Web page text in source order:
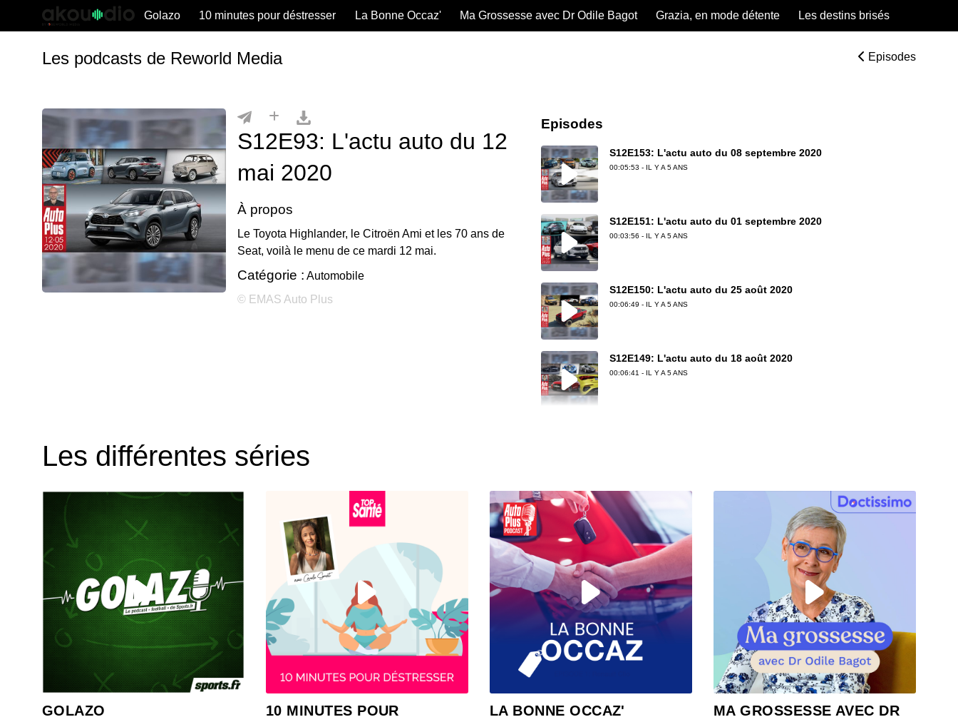
Golazo 10 minutes pour déstresser La Bonne Occaz' Ma Grossesse avec Dr Odile Bagot Grazia, en mode détente Les destins brisés
Les podcasts de Reworld Media Episodes
S12E93: L'actu auto du 12
mai 2020
À propos
Le Toyota Highlander, le Citroën Ami et les 70 ans de
Seat, voilà le menu de ce mardi 12 mai.
Catégorie : Automobile
© EMAS Auto Plus
Episodes
S12E153: L'actu auto du 08 septembre 2020
00:05:53 - IL Y A 5 ANS
S12E151: L'actu auto du 01 septembre 2020
00:03:56 - IL Y A 5 ANS
S12E150: L'actu auto du 25 août 2020
00:06:49 - IL Y A 5 ANS
S12E149: L'actu auto du 18 août 2020
00:06:41 - IL Y A 5 ANS
S12E147: L'actu auto du 04 août 2020
00:07:33 - IL Y A 6 ANS
S12E146: L'actu auto du 28 juillet 2020
00:04:46 - IL Y A 6 ANS
S12E145: L'actu auto du 24 juillet 2020
00:03:37 - IL Y A 6 ANS
00:03:39 - IL Y A 6 ANS
Les différentes séries
GOLAZO
10 MINUTES POUR
LA BONNE OCCAZ'
MA GROSSESSE AVEC DR